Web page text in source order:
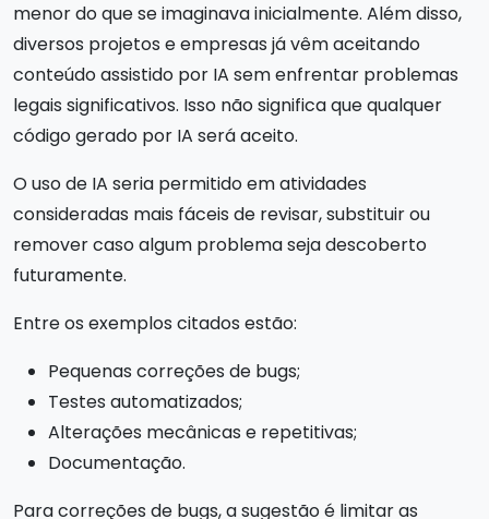
menor do que se imaginava inicialmente. Além disso,
diversos projetos e empresas já vêm aceitando
conteúdo assistido por IA sem enfrentar problemas
legais significativos. Isso não significa que qualquer
código gerado por IA será aceito.
O uso de IA seria permitido em atividades
consideradas mais fáceis de revisar, substituir ou
remover caso algum problema seja descoberto
futuramente.
Entre os exemplos citados estão:
Pequenas correções de bugs;
Testes automatizados;
Alterações mecânicas e repetitivas;
Documentação.
Para correções de bugs, a sugestão é limitar as